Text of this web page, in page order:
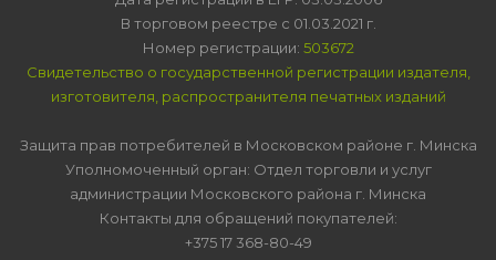
В торговом реестре с 01.03.2021 г.
Номер регистрации: 503672
Свидетельство о государственной регистрации издателя,
изготовителя, распространителя печатных изданий
Защита прав потребителей в Московском районе г. Минска
Уполномоченный орган: Отдел торговли и услуг
администрации Московского района г. Минска
Контакты для обращений покупателей:
+375 17 368-80-49